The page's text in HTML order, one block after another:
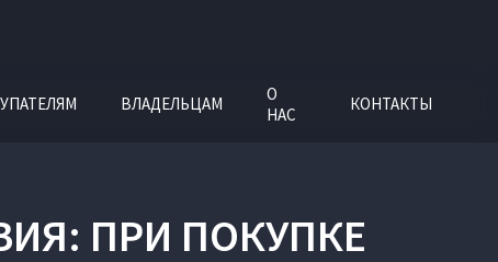
ВЛАДЕЛЬЦАМ
О
НАС
КОНТАКТЫ
ПРИ ПОКУПКЕ